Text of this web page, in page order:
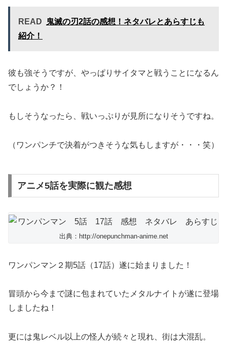
READ
鬼滅の刃2話の感想！ネタバレとあらすじも
紹介！
彼も強そうですが、やっぱりサイタマと戦うことになるん
でしょうか？！
もしそうなったら、戦いっぷりが見所になりそうですね。
（ワンパンチで決着がつきそうな気もしますが・・・笑）
アニメ5話を実際に観た感想
出典：http://onepunchman-anime.net
ワンパンマン２期5話（17話）遂に始まりました！
冒頭から今まで謎に包まれていたメタルナイトが遂に登場
しましたね！
更には鬼レベル以上の怪人が続々と現れ、街は大混乱。